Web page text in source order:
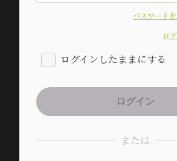
パスワード
ロ
ログインしたままにする
または